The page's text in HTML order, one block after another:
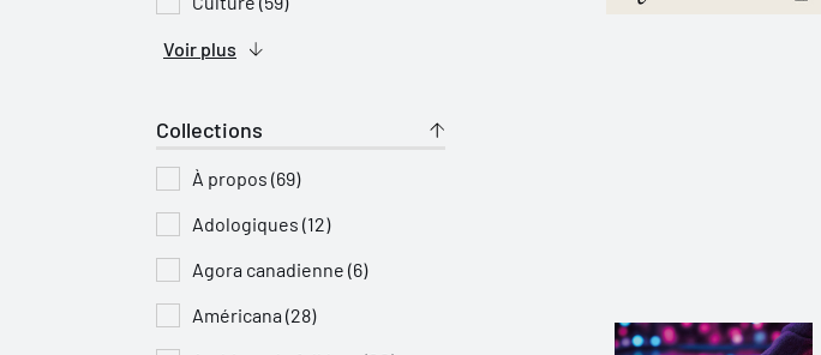
Voir plus
Collections
À propos (69)
Adologiques (12)
Agora canadienne (6)
Américana (28)